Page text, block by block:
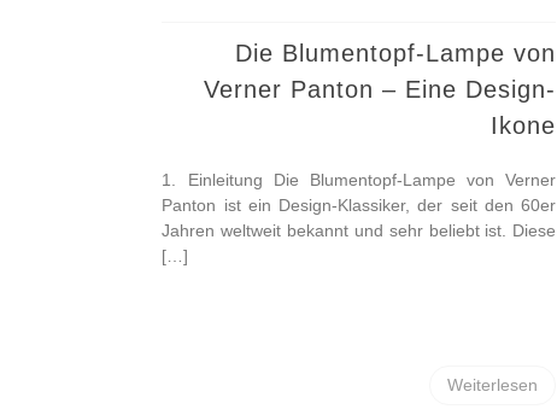
von
Panton
Ikone
Die Blumentopf-Lampe von
Verner Panton – Eine Design-
Ikone
1. Einleitung Die Blumentopf-Lampe von Verner
Panton ist ein Design-Klassiker, der seit den 60er
Jahren weltweit bekannt und sehr beliebt ist. Diese
[…]
Weiterlesen